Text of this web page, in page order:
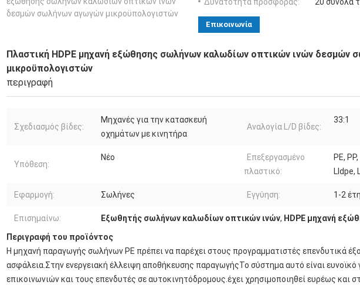
δεσμών σωλήνων αγωγών μικροϋπολογιστών
Δυνατότητα προσφοράς:
20 σύνολα
Επικοινωνία
Πλαστική HDPE μηχανή εξώθησης σωλήνων καλωδίων οπτικών ινών δεσμών
μικροϋπολογιστών
περιγραφή
Σχεδιασμός βίδες:
Μηχανές για την κατασκευή
οχημάτων με κινητήρα
Αναλογία L/D βίδες:
33:1
Υπόθεση:
Νέο
Επεξεργασμένο
πλαστικό:
PE,
Lldpe,
Εφαρμογή: Σωλήνες Εγγύηση: 1-2 έτη
Επισημαίνω: Εξωθητής σωλήνων καλωδίων οπτικών ινών, HDPE μηχανή
Περιγραφή του προϊόντος
Η μηχανή παραγωγής σωλήνων PE πρέπει να παρέχει στους προγραμματιστές επενδυτικά
ασφάλεια.Στην ενεργειακή έλλειψη αποθήκευσης παραγωγήςΤο σύστημα αυτό είναι ευνοϊκό
επικοινωνιών και τους επενδυτές σε αυτοκινητόδρομους.έχει χρησιμοποιηθεί ευρέως και